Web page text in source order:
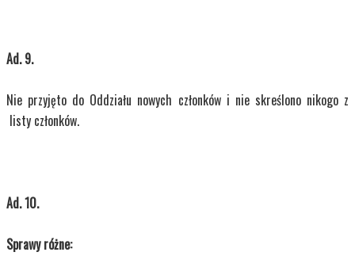
Ad. 9.
Nie przyjęto do Oddziału nowych członków i nie skreślono nikogo z
listy członków.
Ad. 10.
Sprawy różne: